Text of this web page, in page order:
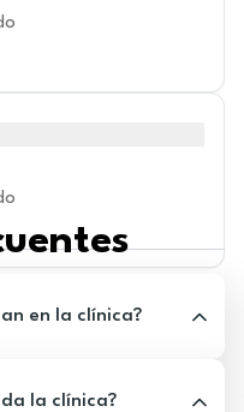
en la clínica?
la clínica?